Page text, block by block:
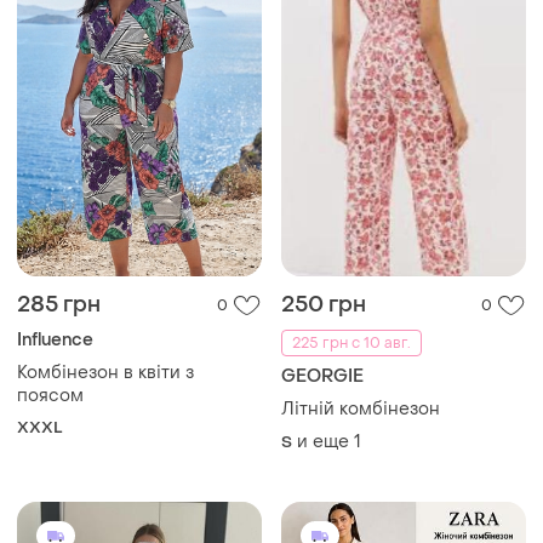
285 грн 0
Influence
Комбінезон в квіти з
поясом
XXXL
250 грн
0
225 грн с 10 авг.
GEORGIE
Літній комбінезон
S и еще 1